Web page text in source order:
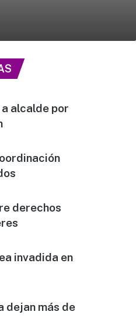
alcalde por
derechos
invadida en
dejan más de